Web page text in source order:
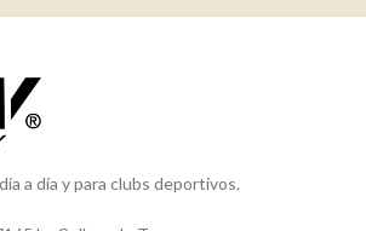
a día y para clubs deportivos.